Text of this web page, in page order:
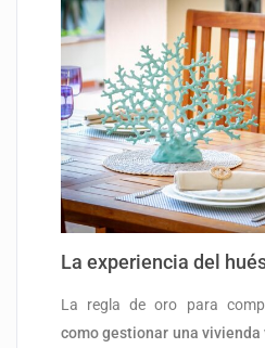
La experiencia del
La regla de oro para
como gestionar una